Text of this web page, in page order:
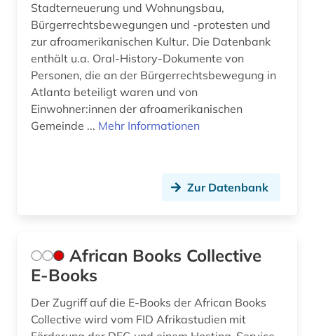
ethnische beziehungen (2)
ethnische gruppe (1)
ethnische identität (1)
ethnizität (1)
ethnologe (1)
eu (1)
european university institute (1)
Stadterneuerung und Wohnungsbau,
Bürgerrechtsbewegungen und -protesten und
zur afroamerikanischen Kultur. Die Datenbank
enthält u.a. Oral-History-Dokumente von
Personen, die an der Bürgerrechtsbewegung in
Atlanta beteiligt waren und von
Einwohner:innen der afroamerikanischen
Gemeinde ... Mehr Informationen
Zur Datenbank
African Books Collective
E-Books
Der Zugriff auf die E-Books der African Books
Collective wird vom FID Afrikastudien mit